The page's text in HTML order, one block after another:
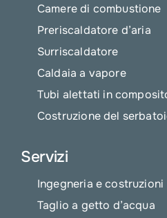
Camere di combustione
Preriscaldatore d’aria
Surriscaldatore
Caldaia a vapore
Tubi alettati in
Costruzione del
Servizi
Ingegneria e costruzioni
Taglio a getto d’acqua